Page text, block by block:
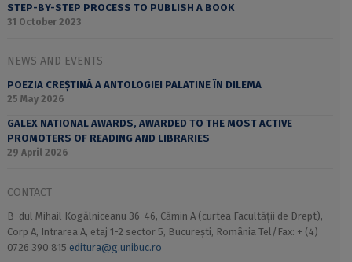
STEP-BY-STEP PROCESS TO PUBLISH A BOOK
31 October 2023
NEWS AND EVENTS
POEZIA CREȘTINĂ A ANTOLOGIEI PALATINE ÎN DILEMA
25 May 2026
GALEX NATIONAL AWARDS, AWARDED TO THE MOST ACTIVE
PROMOTERS OF READING AND LIBRARIES
29 April 2026
CONTACT
B-dul Mihail Kogălniceanu 36-46, Cămin A (curtea Facultății de Drept),
Corp A, Intrarea A, etaj 1-2 sector 5, București, România Tel/Fax: + (4)
0726 390 815 editura@g.unibuc.ro